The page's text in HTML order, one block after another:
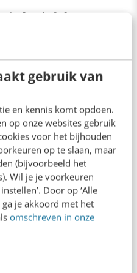
gebruik van
en kennis komt opdoen.
op onze websites gebruik
voor het bijhouden
op te slaan, maar
(bijvoorbeeld het
Wil je je voorkeuren
Door op ‘Alle
ga je akkoord met het
omschreven in onze
in fresh & frozen e-
Benelux. Vanuit
bedrijf een netwerk
regionale depots
voor meer dan
in Nederland en
in 2015 door
en Hidde Stokvis en
per jaar, met
avondbezorging. De
Trunkrs zich
het
van Nederlandse e-